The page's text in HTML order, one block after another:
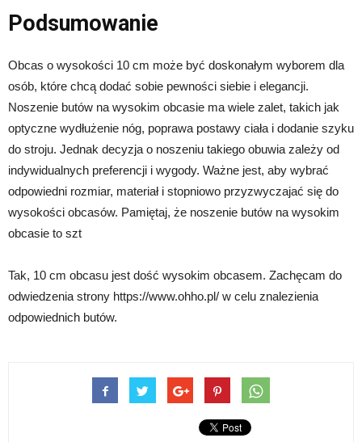
Podsumowanie
Obcas o wysokości 10 cm może być doskonałym wyborem dla
osób, które chcą dodać sobie pewności siebie i elegancji.
Noszenie butów na wysokim obcasie ma wiele zalet, takich jak
optyczne wydłużenie nóg, poprawa postawy ciała i dodanie szyku
do stroju. Jednak decyzja o noszeniu takiego obuwia zależy od
indywidualnych preferencji i wygody. Ważne jest, aby wybrać
odpowiedni rozmiar, materiał i stopniowo przyzwyczajać się do
wysokości obcasów. Pamiętaj, że noszenie butów na wysokim
obcasie to szt
Tak, 10 cm obcasu jest dość wysokim obcasem. Zachęcam do
odwiedzenia strony https://www.ohho.pl/ w celu znalezienia
odpowiednich butów.